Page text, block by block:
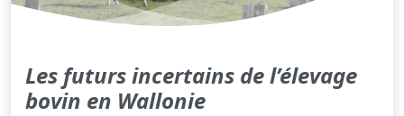
Les futurs incertains de l’élevage
bovin en Wallonie